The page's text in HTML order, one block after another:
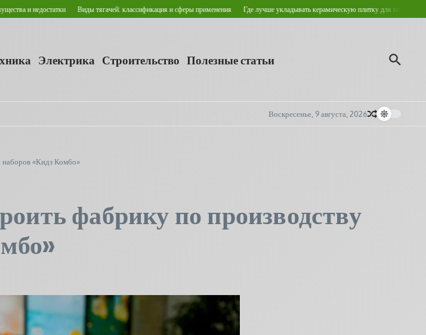
недостатки Виды тягачей: классификация и сферы применения Где лучше укладывать керамическую плитку для пола?
Электрика Строительство Полезные статьи
Воскресенье, 9 августа, 2026
наборов «Кидз Комбо»
фабрику по производству